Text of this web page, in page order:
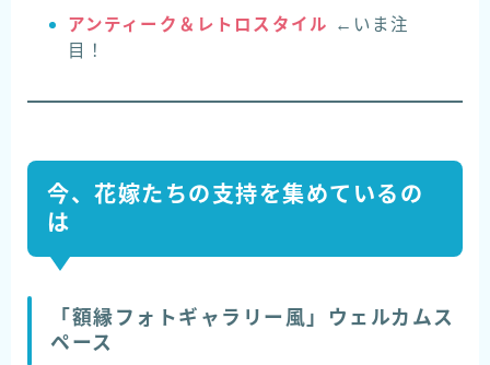
アンティーク＆レトロスタイル
←いま注
目！
今、花嫁たちの支持を集めているの
は
「額縁フォトギャラリー風」ウェルカムス
ペース